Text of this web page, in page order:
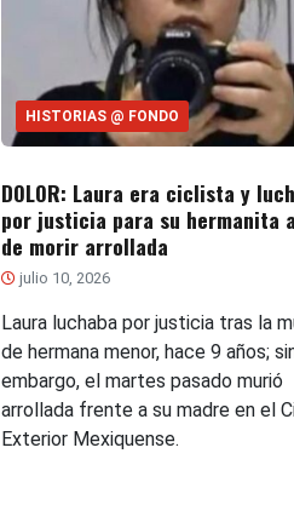
HISTORIAS @ FONDO
DOLOR: Laura era ciclista y
por justicia para su hermanita
de morir arrollada
julio 10, 2026
Laura luchaba por justicia tras la
de hermana menor, hace 9 años;
embargo, el martes pasado murió
arrollada frente a su madre en el
Exterior Mexiquense.